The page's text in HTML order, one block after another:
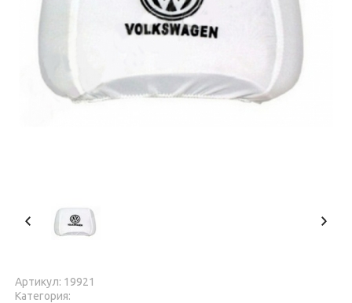
Артикул: 19921
Категория: